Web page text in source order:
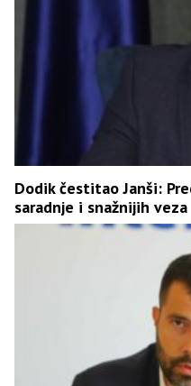
Dodik čestitao Janši:
saradnje i snažnijih veza